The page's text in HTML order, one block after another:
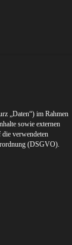
„Daten“) im Rahmen
sowie externen
verwendeten
(DSGVO).